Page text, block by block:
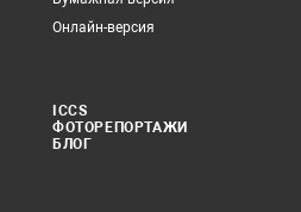
Онлайн-версия
ICCS
ФОТОРЕПОРТАЖИ
БЛОГ